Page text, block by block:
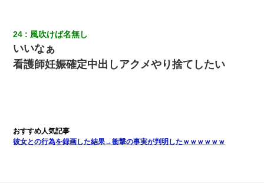
24 風吹けば名無し
いいなぁ
看護師妊娠確定中出しアクメやり捨てしたい
彼女との行為を録画した結果→衝撃の事実が判明したｗｗｗｗｗｗ